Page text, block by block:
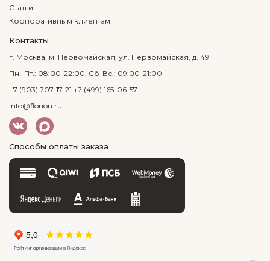
Статьи
Корпоративным клиентам
Контакты
г. Москва, м. Первомайская, ул. Первомайская, д. 49
Пн.-Пт.: 08:00-22:00, Сб-Вс.: 09:00-21:00
+7 (903) 707-17-21 +7 (499) 165-06-57
info@florion.ru
Способы оплаты заказа